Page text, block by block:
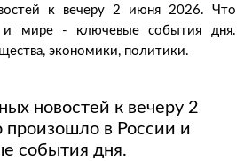
к вечеру 2 июня 2026. Что
и мире - ключевые события дня.
экономики, политики.
новостей к вечеру 2
в России и
события дня.